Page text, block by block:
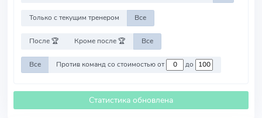
Только с текущим тренером Все
После 🏆 Кроме после 🏆 Все
Все Против команд со стоимостью от до
Статистика обновлена